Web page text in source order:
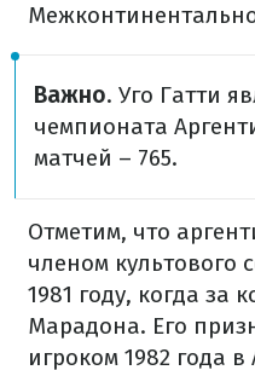
Важно. Уго Гатти
чемпионата
матчей – 765.
Отметим, что
членом культового
1981 году, когда за
Марадона. Его
игроком 1982 года в